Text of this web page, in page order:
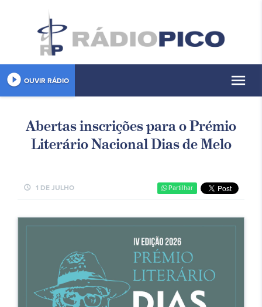
play_circle_filled OUVIR RÁDIO menu
Abertas inscrições para o Prémio
Literário Nacional Dias de Melo
schedule 1 DE JULHO Partilhar